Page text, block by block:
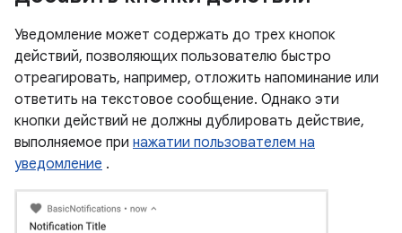
Уведомление может содержать до трех кнопок
действий, позволяющих пользователю быстро
отреагировать, например, отложить напоминание или
ответить на текстовое сообщение. Однако эти
кнопки действий не должны дублировать действие,
выполняемое при нажатии пользователем на
уведомление .